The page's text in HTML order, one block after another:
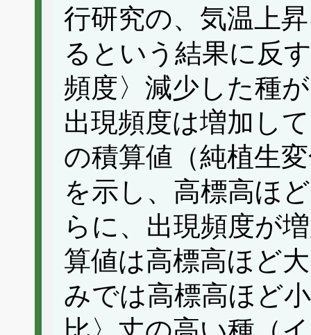
行研究の、気温上
るという結果に反
頻度〉減少した種
出現頻度は増加し
の積算値（純植生
を示し、高標高ほ
らに、出現頻度が
算値は高標高ほど
みでは高標高ほど